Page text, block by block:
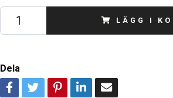
LÄGG I
Dela